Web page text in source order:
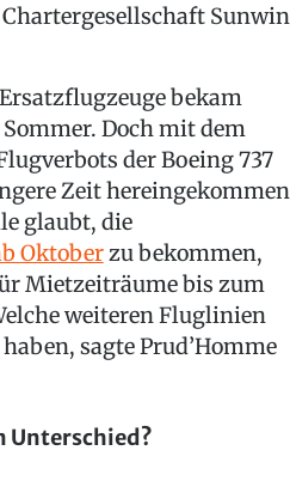
bekam
Doch mit dem
der Boeing 737
Zeit
glaubt, die
Oktoberzu bekommen,
Mietzeiträume bis zum
weiteren Fluglinien
sagte Prud’Homme
Unterschied?